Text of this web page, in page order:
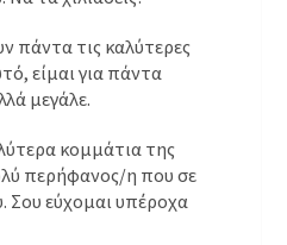
πάντα τις καλύτερες
είμαι για πάντα
μεγάλε.
κομμάτια της
περήφανος/η που σε
εύχομαι υπέροχα